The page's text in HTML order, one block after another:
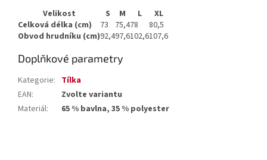
Velikost S M L
XL
Celková délka (cm)
73 75,478
80,5
Obvod hrudníku (cm)92,497,6102,6107,6
Doplňkové parametry
Kategorie: Tílka
EAN:
Zvolte variantu
Materiál: 65 % bavlna, 35 % polyester